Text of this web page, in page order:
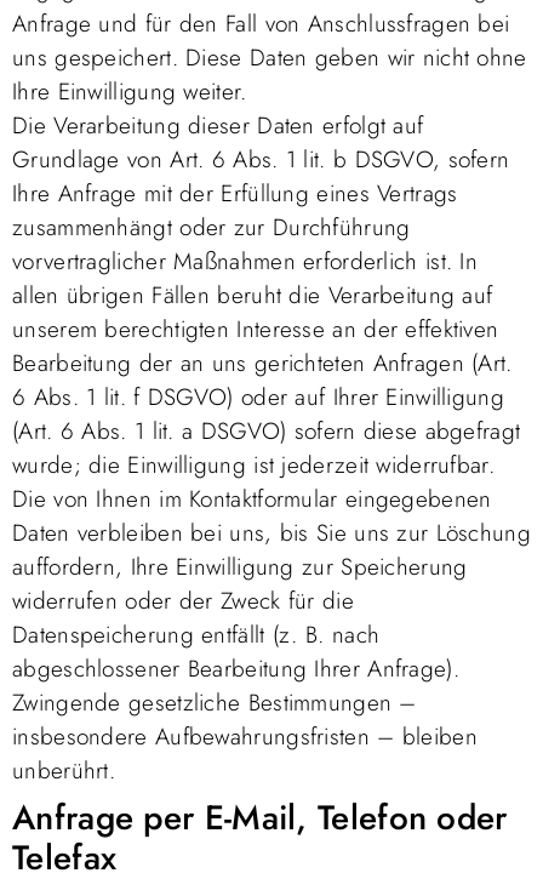
Anfrage und für den Fall von Anschlussfragen bei
uns gespeichert. Diese Daten geben wir nicht ohne
Ihre Einwilligung weiter.
Die Verarbeitung dieser Daten erfolgt auf
Grundlage von Art. 6 Abs. 1 lit. b DSGVO, sofern
Ihre Anfrage mit der Erfüllung eines Vertrags
zusammenhängt oder zur Durchführung
vorvertraglicher Maßnahmen erforderlich ist. In
allen übrigen Fällen beruht die Verarbeitung auf
unserem berechtigten Interesse an der effektiven
Bearbeitung der an uns gerichteten Anfragen (Art.
6 Abs. 1 lit. f DSGVO) oder auf Ihrer Einwilligung
(Art. 6 Abs. 1 lit. a DSGVO) sofern diese abgefragt
wurde; die Einwilligung ist jederzeit widerrufbar.
Die von Ihnen im Kontaktformular eingegebenen
Daten verbleiben bei uns, bis Sie uns zur Löschung
auffordern, Ihre Einwilligung zur Speicherung
widerrufen oder der Zweck für die
Datenspeicherung entfällt (z. B. nach
abgeschlossener Bearbeitung Ihrer Anfrage).
Zwingende gesetzliche Bestimmungen –
insbesondere Aufbewahrungsfristen – bleiben
unberührt.
Anfrage per E-Mail, Telefon oder
Telefax